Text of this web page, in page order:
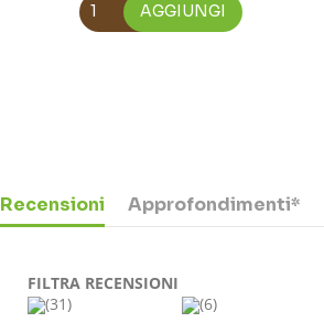
AGGIUNGI
Recensioni Approfondimenti*
FILTRA RECENSIONI
(31)
(6)